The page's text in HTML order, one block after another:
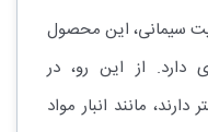
سیمانی، این محصول
دارد. از این رو، در
مانند انبار مواد